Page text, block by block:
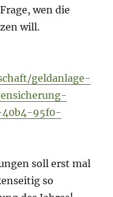
wen die
will.
geldanlage-
95f0-
soll erst mal
so